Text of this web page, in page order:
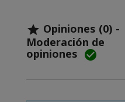
 Opiniones (0) -
Moderación de
opiniones 